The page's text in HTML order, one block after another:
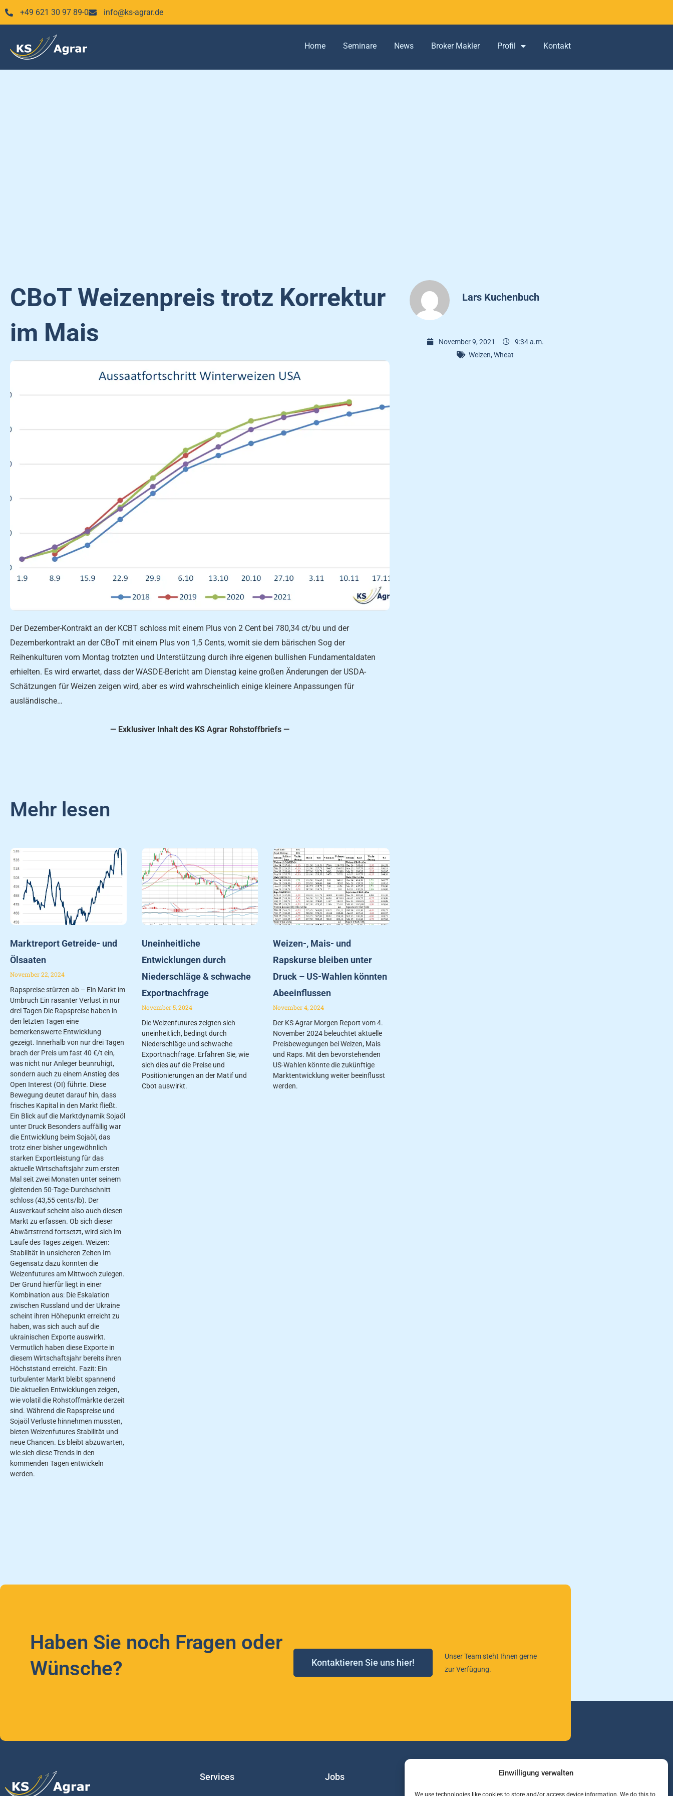
Einwilligung verwalten
We use technologies like cookies to store and/or access device information. We do this to
Zum
Inhalt
+49 621 30 97 89-0 info@ks-agrar.de
Home Seminare News Broker Makler Profil Kontakt
CBoT Weizenpreis trotz Korrektur
im Mais
Der Dezember-Kontrakt an der KCBT schloss mit einem Plus von 2 Cent bei 780,34 ct/bu und der
Dezemberkontrakt an der CBoT mit einem Plus von 1,5 Cents, womit sie dem bärischen Sog der
Reihenkulturen vom Montag trotzten und Unterstützung durch ihre eigenen bullishen Fundamentaldaten
erhielten. Es wird erwartet, dass der WASDE-Bericht am Dienstag keine großen Änderungen der USDA-
Schätzungen für Weizen zeigen wird, aber es wird wahrscheinlich einige kleinere Anpassungen für
ausländische…
— Exklusiver Inhalt des KS Agrar Rohstoffbriefs —
Mehr lesen
Marktreport Getreide- und
Ölsaaten
November 22, 2024
Rapspreise stürzen ab – Ein Markt im
Umbruch Ein rasanter Verlust in nur
drei Tagen Die Rapspreise haben in
den letzten Tagen eine
bemerkenswerte Entwicklung
gezeigt. Innerhalb von nur drei Tagen
brach der Preis um fast 40 €/t ein,
was nicht nur Anleger beunruhigt,
sondern auch zu einem Anstieg des
Open Interest (OI) führte. Diese
Bewegung deutet darauf hin, dass
frisches Kapital in den Markt fließt.
Ein Blick auf die Marktdynamik Sojaöl
unter Druck Besonders auffällig war
die Entwicklung beim Sojaöl, das
trotz einer bisher ungewöhnlich
starken Exportleistung für das
aktuelle Wirtschaftsjahr zum ersten
Mal seit zwei Monaten unter seinem
gleitenden 50-Tage-Durchschnitt
schloss (43,55 cents/lb). Der
Ausverkauf scheint also auch diesen
Markt zu erfassen. Ob sich dieser
Abwärtstrend fortsetzt, wird sich im
Laufe des Tages zeigen. Weizen:
Stabilität in unsicheren Zeiten Im
Gegensatz dazu konnten die
Weizenfutures am Mittwoch zulegen.
Der Grund hierfür liegt in einer
Kombination aus: Die Eskalation
zwischen Russland und der Ukraine
scheint ihren Höhepunkt erreicht zu
haben, was sich auch auf die
ukrainischen Exporte auswirkt.
Vermutlich haben diese Exporte in
diesem Wirtschaftsjahr bereits ihren
Höchststand erreicht. Fazit: Ein
turbulenter Markt bleibt spannend
Die aktuellen Entwicklungen zeigen,
wie volatil die Rohstoffmärkte derzeit
sind. Während die Rapspreise und
Sojaöl Verluste hinnehmen mussten,
bieten Weizenfutures Stabilität und
neue Chancen. Es bleibt abzuwarten,
wie sich diese Trends in den
kommenden Tagen entwickeln
werden.
Uneinheitliche
Entwicklungen durch
Niederschläge & schwache
Exportnachfrage
November 5, 2024
Die Weizenfutures zeigten sich
uneinheitlich, bedingt durch
Niederschläge und schwache
Exportnachfrage. Erfahren Sie, wie
sich dies auf die Preise und
Positionierungen an der Matif und
Cbot auswirkt.
Weizen-, Mais- und
Rapskurse bleiben unter
Druck – US-Wahlen könnten
Abeeinflussen
November 4, 2024
Der KS Agrar Morgen Report vom 4.
November 2024 beleuchtet aktuelle
Preisbewegungen bei Weizen, Mais
und Raps. Mit den bevorstehenden
US-Wahlen könnte die zukünftige
Marktentwicklung weiter beeinflusst
werden.
Lars Kuchenbuch
November 9, 2021
9:34 a.m.
Weizen, Wheat
Haben Sie noch Fragen oder
Wünsche?
Kontaktieren Sie uns hier!
Unser Team steht Ihnen gerne
zur Verfügung.
Services Jobs Informationen